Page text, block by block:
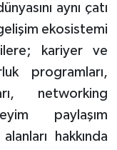
aynı çatı
ekosistemi
kariyer ve
programları,
networking
paylaşım
hakkında